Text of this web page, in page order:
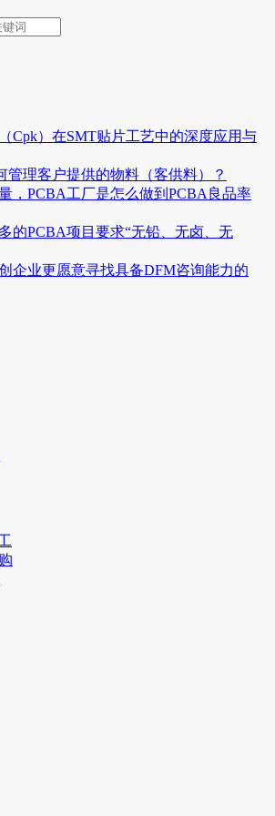
Cpk）在SMT贴片工艺中的深度应用与
管理客户提供的物料（客供料）？
，PCBA工厂是怎么做到PCBA良品率
的PCBA项目要求“无铅、无卤、无
企业更愿意寻找具备DFM咨询能力的